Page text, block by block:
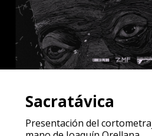
Sacratávica
Presentación del